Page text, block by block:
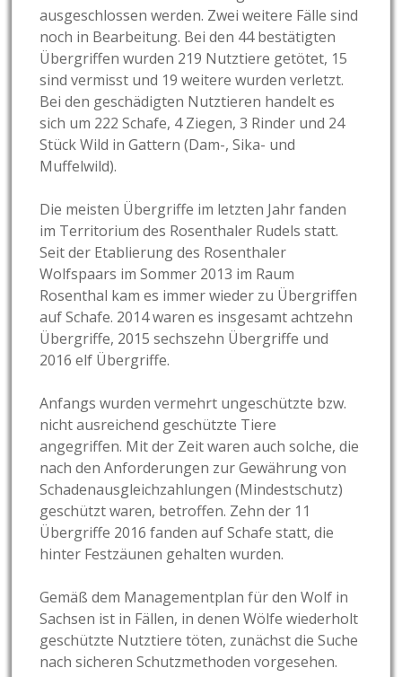
ausgeschlossen werden. Zwei weitere Fälle sind
noch in Bearbeitung. Bei den 44 bestätigten
Übergriffen wurden 219 Nutztiere getötet, 15
sind vermisst und 19 weitere wurden verletzt.
Bei den geschädigten Nutztieren handelt es
sich um 222 Schafe, 4 Ziegen, 3 Rinder und 24
Stück Wild in Gattern (Dam-, Sika- und
Muffelwild).
Die meisten Übergriffe im letzten Jahr fanden
im Territorium des Rosenthaler Rudels statt.
Seit der Etablierung des Rosenthaler
Wolfspaars im Sommer 2013 im Raum
Rosenthal kam es immer wieder zu Übergriffen
auf Schafe. 2014 waren es insgesamt achtzehn
Übergriffe, 2015 sechszehn Übergriffe und
2016 elf Übergriffe.
Anfangs wurden vermehrt ungeschützte bzw.
nicht ausreichend geschützte Tiere
angegriffen. Mit der Zeit waren auch solche, die
nach den Anforderungen zur Gewährung von
Schadenausgleichzahlungen (Mindestschutz)
geschützt waren, betroffen. Zehn der 11
Übergriffe 2016 fanden auf Schafe statt, die
hinter Festzäunen gehalten wurden.
Gemäß dem Managementplan für den Wolf in
Sachsen ist in Fällen, in denen Wölfe wiederholt
geschützte Nutztiere töten, zunächst die Suche
nach sicheren Schutzmethoden vorgesehen.